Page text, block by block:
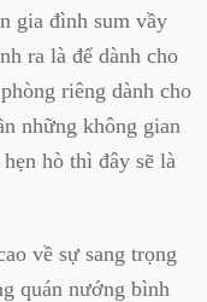
gia đình sum vầy
ra là để dành cho
riêng dành cho
những không gian
hò thì đây sẽ là
về sự sang trọng
quán nướng bình